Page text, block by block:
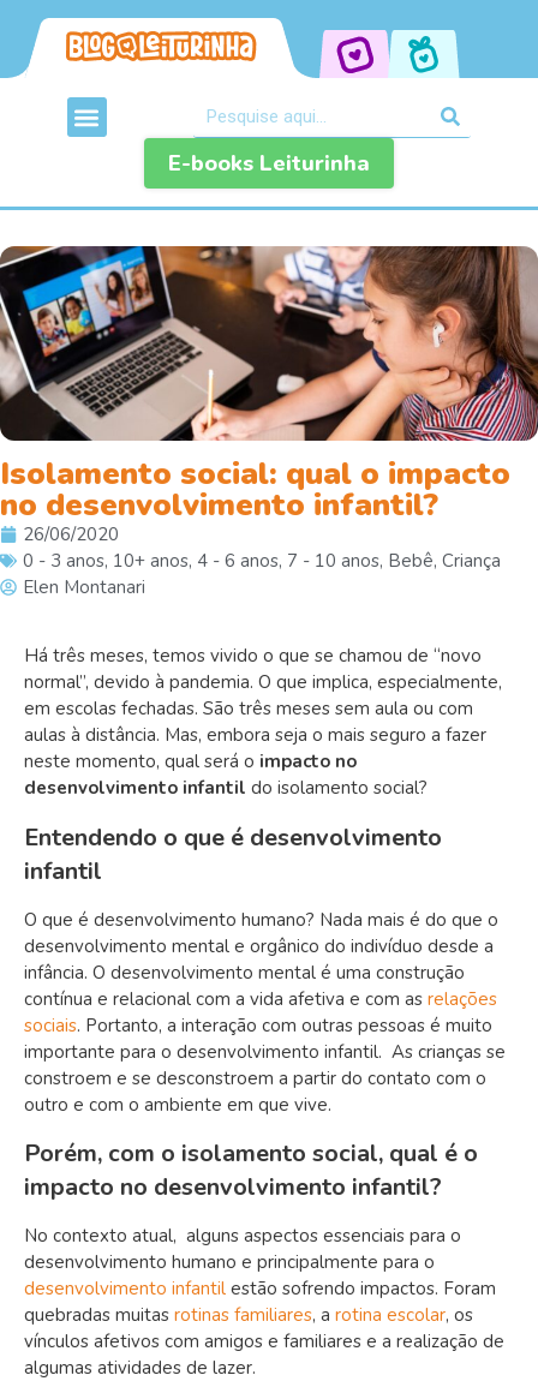
E-books Leiturinha
Isolamento social: qual o impacto
no desenvolvimento infantil?
26/06/2020
0 - 3 anos, 10+ anos, 4 - 6 anos, 7 - 10 anos, Bebê, Criança
Elen Montanari
Há três meses, temos vivido o que se chamou de “novo
normal”, devido à pandemia. O que implica, especialmente,
em escolas fechadas. São três meses sem aula ou com
aulas à distância. Mas, embora seja o mais seguro a fazer
neste momento, qual será o impacto no
desenvolvimento infantil do isolamento social?
Entendendo o que é desenvolvimento
infantil
O que é desenvolvimento humano? Nada mais é do que o
desenvolvimento mental e orgânico do indivíduo desde a
infância. O desenvolvimento mental é uma construção
contínua e relacional com a vida afetiva e com as relações
sociais. Portanto, a interação com outras pessoas é muito
importante para o desenvolvimento infantil. As crianças se
constroem e se desconstroem a partir do contato com o
outro e com o ambiente em que vive.
Porém, com o isolamento social, qual é o
impacto no desenvolvimento infantil?
No contexto atual, alguns aspectos essenciais para o
desenvolvimento humano e principalmente para o
desenvolvimento infantil estão sofrendo impactos. Foram
quebradas muitas rotinas familiares, a rotina escolar, os
vínculos afetivos com amigos e familiares e a realização de
algumas atividades de lazer.